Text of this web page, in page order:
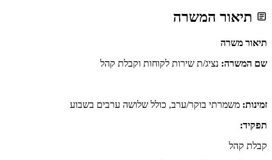
תיאור המשרה
תיאור משרה
שם המשרה: נציג/ת שירות לקוחות וקבלת קהל
זמינות: משמרתי בוקר/ערב, כולל שלושה ערבים בשבוע
תפקיד:
קבלת קהל